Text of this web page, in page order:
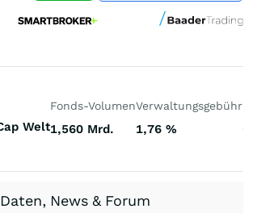
Welt
Fonds-Volumen
1,560 Mrd.
Verwaltungsgebühr
1,76 %
News & Forum